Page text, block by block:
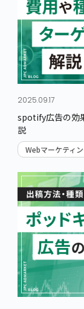
2025.09.17
spotify広告の効
説
Webマーケティ